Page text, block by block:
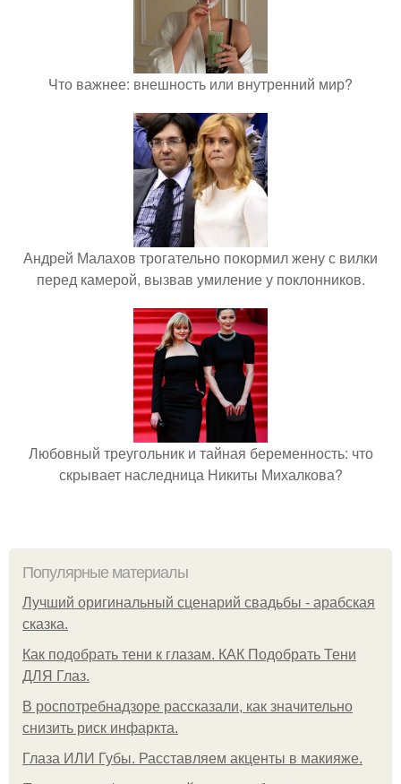
Что важнее: внешность или внутренний мир?
Андрей Малахов трогательно покормил жену с вилки
перед камерой, вызвав умиление у поклонников.
Любовный треугольник и тайная беременность: что
скрывает наследница Никиты Михалкова?
Популярные материалы
Лучший оригинальный сценарий свадьбы - арабская
сказка.
Как подобрать тени к глазам. КАК Подобрать Тени
ДЛЯ Глаз.
В роспотребнадзоре рассказали, как значительно
снизить риск инфаркта.
Глаза ИЛИ Губы. Расставляем акценты в макияже.